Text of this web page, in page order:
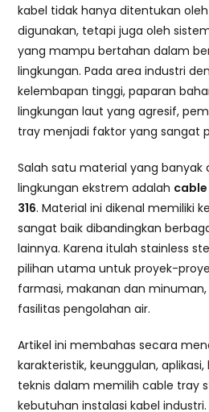
kabel tidak hanya ditentukan
digunakan, tetapi juga oleh
yang mampu bertahan dalam
lingkungan. Pada area industri
kelembapan tinggi, paparan
lingkungan laut yang agresif,
tray menjadi faktor yang sangat
Salah satu material yang banyak
lingkungan ekstrem adalah
316. Material ini dikenal memiliki
sangat baik dibandingkan
lainnya. Karena itulah stainless
pilihan utama untuk proyek-
farmasi, makanan dan
fasilitas pengolahan air.
Artikel ini membahas secara
karakteristik, keunggulan,
teknis dalam memilih cable tray
kebutuhan instalasi kabel industri.